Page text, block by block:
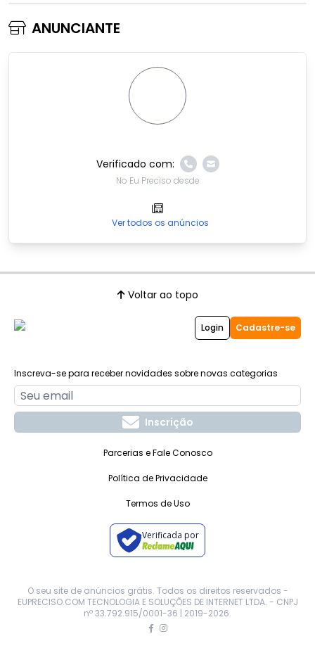
ANUNCIANTE
Verificado com:
No Eu Preciso desde
Ver todos os anúncios
Voltar ao topo
Login Cadastre-se
Inscreva-se para receber novidades sobre novas categorias
Inscrição
Parcerias e Fale Conosco
Política de Privacidade
Termos de Uso
Verificada por
O seu site de anúncios grátis. Todos os direitos reservados -
EUPRECISO.COM TECNOLOGIA E SOLUÇÕES DE INTERNET LTDA. - CNPJ
nº 33.792.915/0001-36 | 2019-2026.